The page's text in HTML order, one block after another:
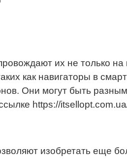
их не только на
как навигаторы в
Они могут быть
https://
изобретать еще